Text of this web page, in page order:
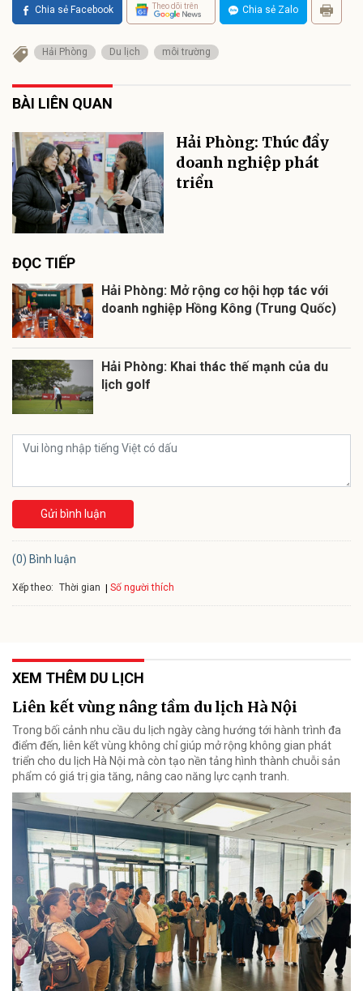
Chia sẻ Facebook Theo dõi trên Chia sẻ Zalo
Hải Phòng Du lịch môi trường
BÀI LIÊN QUAN
Hải Phòng: Thúc đẩy
doanh nghiệp phát
triển
ĐỌC TIẾP
Hải Phòng: Mở rộng cơ hội hợp tác với
doanh nghiệp Hồng Kông (Trung Quốc)
Hải Phòng: Khai thác thế mạnh của du
lịch golf
Gửi bình luận
(0) Bình luận
Xếp theo: Thời gian Số người thích
XEM THÊM DU LỊCH
Liên kết vùng nâng tầm du lịch Hà Nội
Trong bối cảnh nhu cầu du lịch ngày càng hướng tới hành trình đa
điểm đến, liên kết vùng không chỉ giúp mở rộng không gian phát
triển cho du lịch Hà Nội mà còn tạo nền tảng hình thành chuỗi sản
phẩm có giá trị gia tăng, nâng cao năng lực cạnh tranh.